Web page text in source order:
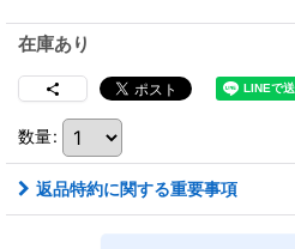
在庫あり
数量:
返品特約に関する重要事項